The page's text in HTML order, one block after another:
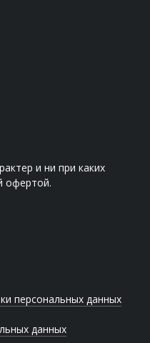
и ни при каких
офертой.
персональных данных
данных